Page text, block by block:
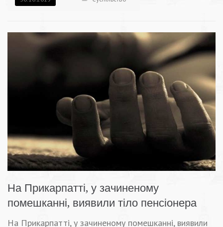
На Прикарпатті, у зачиненому
помешканні, виявили тіло пенсіонера
На Прикарпатті, у зачиненому помешканні, виявили